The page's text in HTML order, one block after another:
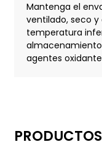
Mantenga el
ventilado, seco
temperatura
agentes